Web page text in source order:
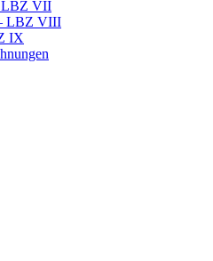
LBZ VII
LBZ VIII
IX